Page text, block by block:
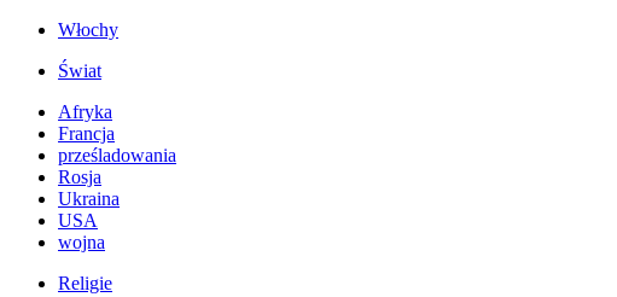
Włochy
Świat
Afryka
Francja
prześladowania
Rosja
Ukraina
USA
wojna
Religie